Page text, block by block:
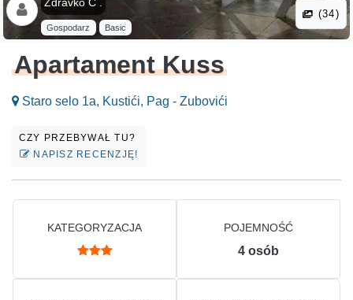
Gospodarz Basic
(34)
Apartament Kuss
Staro selo 1a, Kustići, Pag - Zubovići
CZY PRZEBYWAŁ TU?
NAPISZ RECENZJĘ!
KATEGORYZACJA POJEMNOŚĆ
4 osób